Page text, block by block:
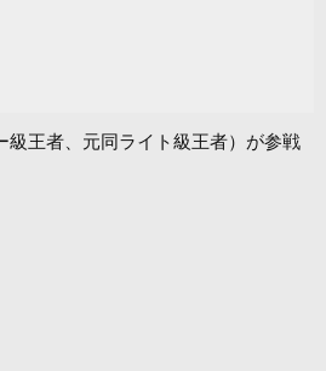
王者、元同ライト級王者）が参戦